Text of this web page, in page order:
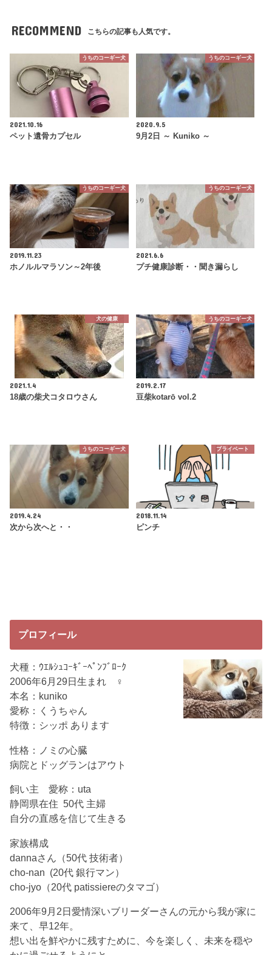
RECOMMEND こちらの記事も人気です。
うちのコーギー犬
2021.10.16
ペット遺骨カプセル
うちのコーギー犬
2020.9.5
9月2日 ～ Kuniko ～
うちのコーギー犬
2019.11.23
ホノルルマラソン～2年後
うちのコーギー犬
2021.6.6
プチ健康診断・・聞き漏らし
犬の健康
2021.1.4
18歳の柴犬コタロウさん
うちのコーギー犬
2019.2.17
豆柴kotarō vol.2
うちのコーギー犬
2019.4.24
次から次へと・・
プライベート
2018.11.14
ピンチ
プロフィール
犬種：ｳｴﾙｼｭｺｰｷﾞｰﾍﾟﾝﾌﾞﾛｰｸ
2006年6月29日生まれ ♀
本名：kuniko
愛称：くうちゃん
特徴：シッポ あります
性格：ノミの心臓
病院とドッグランはアウト
飼い主 愛称：uta
静岡県在住 50代 主婦
自分の直感を信じて生きる
家族構成
dannaさん（50代 技術者）
cho-nan (20代 銀行マン）
cho-jyo（20代 patissiereのタマゴ）
2006年9月2日愛情深いブリーダーさんの元から我が家に
来て、早12年。
想い出を鮮やかに残すために、今を楽しく、未来を穏や